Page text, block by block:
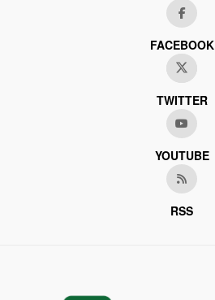
FACEBOOK
TWITTER
YOUTUBE
RSS